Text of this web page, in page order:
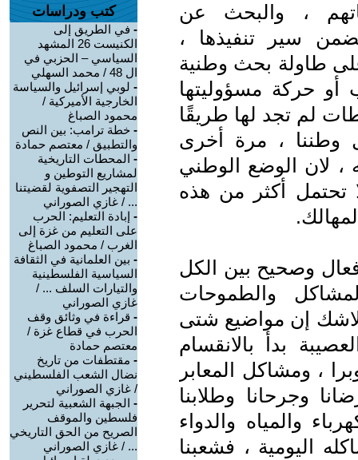
، والبحث عن
سير تنفيذها ،
طاولة بحث وطنية
حركة مسؤوليتها
لم تجد لها طريقًا
وطننا ، مرة أخرى
، لان الوضع الوطني
تحتمل أكثر من هذه
وصحيح بين الكل
والطموحات
ولاشك إن مواضيع شتى
بدأ بالانقسام
، ومشاكل المعابر
وجرحانا وطلابنا
والمياه والدواء
اليومية ، فشعبنا
كتب ودراسات
- في الطريق إلى
الكنيست 26 المشهد
السياسي – الحزبي في
ال 48 / محمد السهلي
- لوبي إسرائيل والسياسة
الخارجية الأميركية /
محمود الصباغ
- خطة ترامب: بين النص
والتطبيق / معتصم حمادة
- المحطات التاريخية
لمشاريع التوطين و
التهجير التصفوية لقضيتنا
... / غازي الصوراني
- إبادة التعليم: الحرب
على التعليم من غزة إلى
الغرب / محمود الصباغ
- بين العلمانية في الثقافة
السياسية الفلسطينية
والتيارات السلف ... /
غازي الصوراني
- قراءة في وثائق وقف
الحرب في قطاع غزة /
معتصم حمادة
- مقتطفات من تاريخ
نضال الشعب الفلسطيني
/ غازي الصوراني
- الجبهة الشعبية لتحرير
فلسطين والموقف
الصريح من الحق التاريخي
... / غازي الصوراني